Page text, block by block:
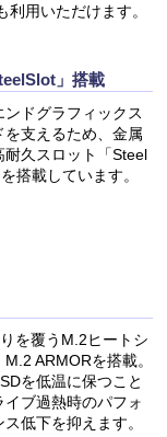
利用いただけます。
」搭載
ンドグラフィックス
を支えるため、金属
耐久スロット「Steel
搭載しています。
を覆うM.2ヒートシ
M.2 ARMORを搭載。
を低温に保つこと
イブ過熱時のパフォ
ス低下を抑えます。